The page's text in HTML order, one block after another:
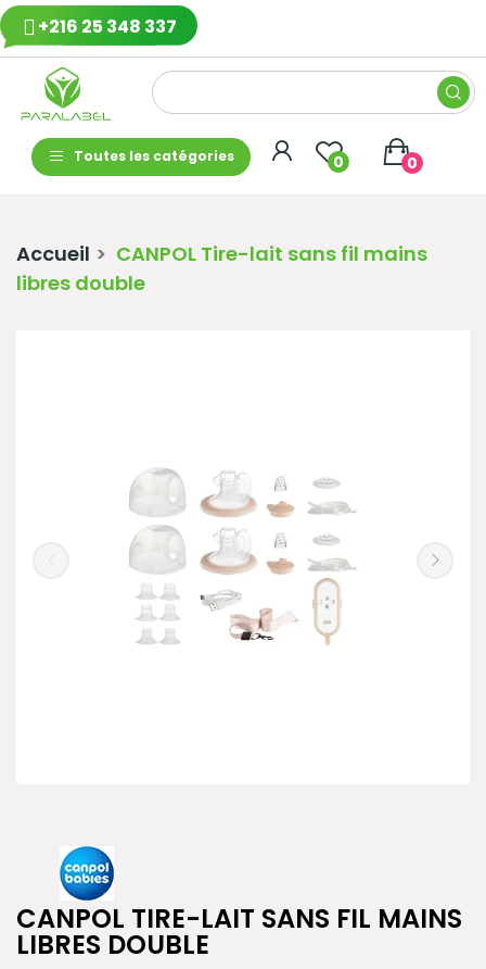
+216 25 348 337
Toutes les catégories 0 0
Accueil
CANPOL Tire-lait sans fil mains
libres double
CANPOL TIRE-LAIT SANS FIL MAINS
LIBRES DOUBLE